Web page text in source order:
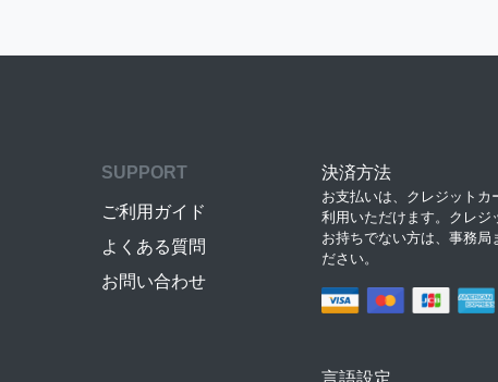
SUPPORT
ご利用ガイド
よくある質問
お問い合わせ
決済方法
お支払いは、クレジットカ
利用いただけます。クレジ
お持ちでない方は、事務局
ださい。
言語設定